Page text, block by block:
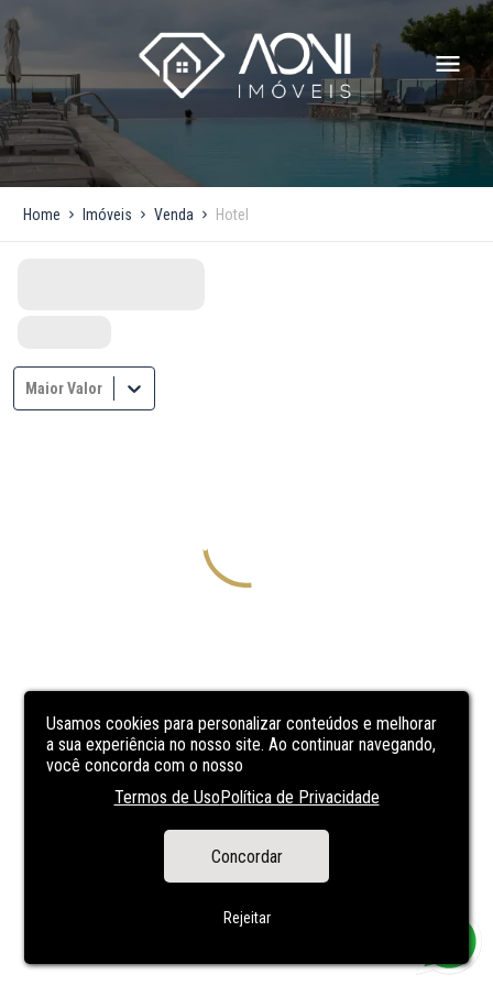
Usamos cookies para personalizar conteúdos e melhorar
a sua experiência no nosso site. Ao continuar navegando,
você concorda com o nosso
Termos de UsoPolítica de Privacidade
Concordar
Rejeitar
Home Imóveis Venda Hotel
Maior Valor